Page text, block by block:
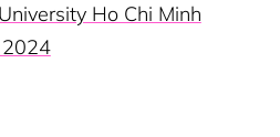
Ho Chi Minh
2024